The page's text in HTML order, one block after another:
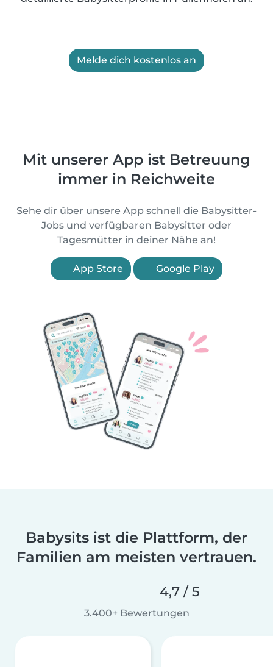
Melde dich kostenlos an
Mit unserer App ist Betreuung
immer in Reichweite
Sehe dir über unsere App schnell die Babysitter-
Jobs und verfügbaren Babysitter oder
Tagesmütter in deiner Nähe an!
App Store Google Play
Babysits ist die Plattform, der
Familien am meisten vertrauen.
4,7 / 5
3.400+ Bewertungen